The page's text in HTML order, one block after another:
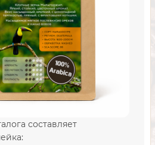
составляет